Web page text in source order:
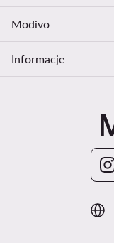
Modivo
Informacje